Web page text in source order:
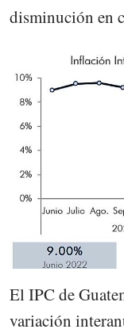
disminución en
El IPC de
variación